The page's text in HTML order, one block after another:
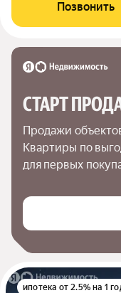
Позвонить
СТАРТ
Продажи
Квартиры по
для первых
ипотека от 2.5% на 1